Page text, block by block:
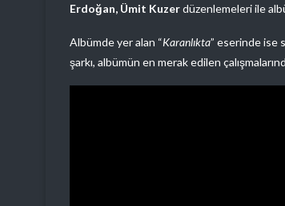
Erdoğan, Ümit Kuzerdüzenlemeleri ile
Albümde yer alan “Karanlıkta” eserinde ise
şarkı, albümün en merak edilen